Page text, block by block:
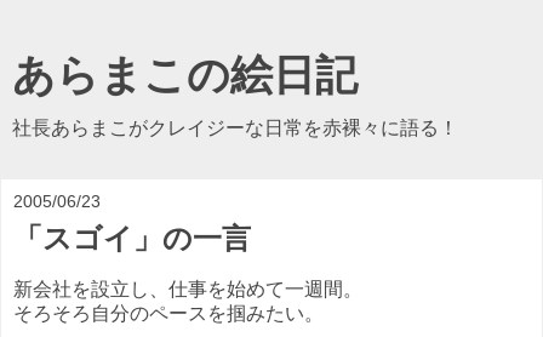
あらまこの絵日記
社長あらまこがクレイジーな日常を赤裸々に語る！
2005/06/23
「スゴイ」の一言
新会社を設立し、仕事を始めて一週間。
そろそろ自分のペースを掴みたい。